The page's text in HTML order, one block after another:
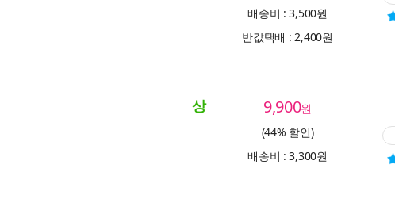
배송비 : 3,500원
반값택배 : 2,400원
상 9,900원
(44% 할인)
배송비 : 3,300원